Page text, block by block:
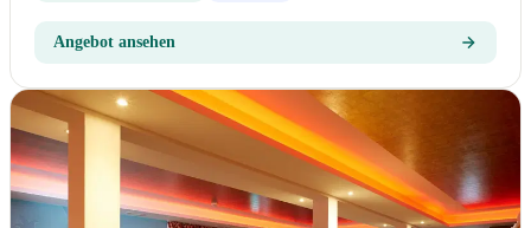
Angebot ansehen